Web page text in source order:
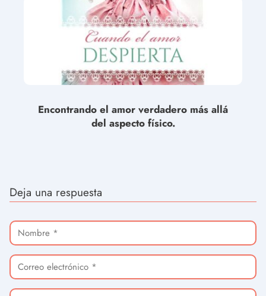
Encontrando el amor verdadero más allá
del aspecto físico.
Deja una respuesta